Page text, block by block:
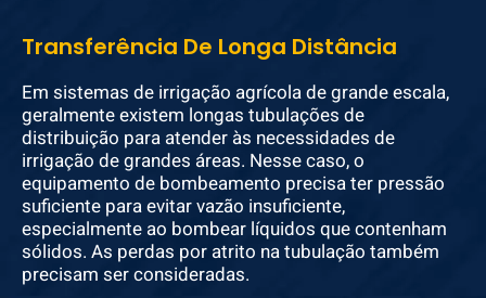
Transferência De Longa Distância
Em sistemas de irrigação agrícola de grande escala,
geralmente existem longas tubulações de
distribuição para atender às necessidades de
irrigação de grandes áreas. Nesse caso, o
equipamento de bombeamento precisa ter pressão
suficiente para evitar vazão insuficiente,
especialmente ao bombear líquidos que contenham
sólidos. As perdas por atrito na tubulação também
precisam ser consideradas.